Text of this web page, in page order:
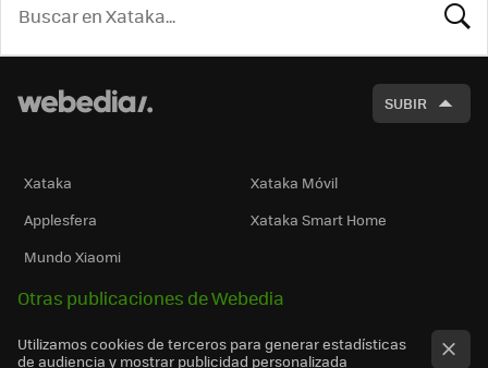
SUBIR
Xataka
Xataka Móvil
Applesfera
Xataka Smart Home
Mundo Xiaomi
Otras publicaciones de Webedia
Utilizamos cookies de terceros para generar estadísticas
de audiencia y mostrar publicidad personalizada